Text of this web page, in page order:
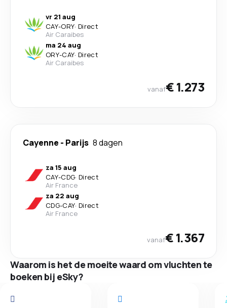
vr 21 aug
CAY-ORY· Direct
Air Caraibes
ma 24 aug
ORY-CAY· Direct
Air Caraibes
vanaf€ 1.273
Cayenne - Parijs 8 dagen
za 15 aug
CAY-CDG· Direct
Air France
za 22 aug
CDG-CAY· Direct
Air France
vanaf€ 1.367
Waarom is het de moeite waard om vluchten te
boeken bij eSky?